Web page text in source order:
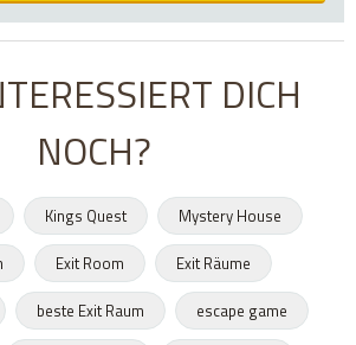
DICH
NOCH?
Kings Quest
Mystery House
Exit Room
Exit Räume
beste Exit Raum
escape game